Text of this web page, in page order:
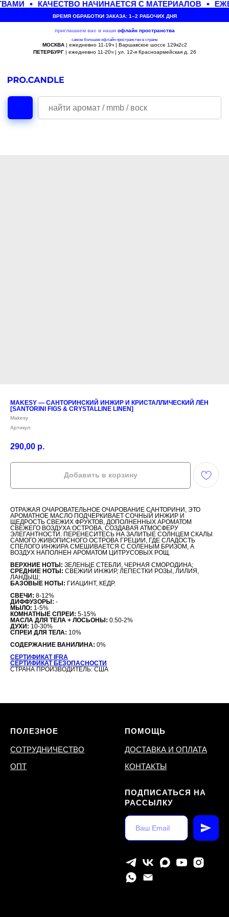
КАЧЕСТВО НАЧИНАЕТСЯ С МАТЕРИАЛОВ
ВРЕМЯ ОБРАБОТКИ ЗАКАЗА: 1–2 РАБОЧИХ ДНЯ
приглашаем вас в наши офлайн пространства
самое большое офлайн пространство в стране
МОСКВА| ежедневно 11-19ч | Варшавское шоссе 129к2с2
ПЕТЕРБУРГ| ежедневно 11-20ч | ул. 12-я Красноармейская д. 26
MAKESY — САНТОРИНСКИЙ ИНЖИР И КРИСТАЛЛИЧЕСКИЙ ЛЁН
[SANTORINI FIGS & CRYSTALLINE LINEN]
Makesy
Артикул:
290,00 р.
Добавить в корзину
ОТРАЖАЯ ОЧАРОВАТЕЛЬНОЕ ОЧАРОВАНИЕ САНТОРИНИ, ЭТО
АРОМАТНОЕ МАСЛО ПОДЧЕРКИВАЕТ СОЧНЫЙ ИНЖИР И
ЩЕДРОСТЬ СВЕЖИХ ФРУКТОВ, ДОПОЛНЕННЫХ АРОМАТОМ
СВЕЖЕГО ВОЗДУХА ОСТРОВА, СОЗДАВАЯ АТМОСФЕРУ
ЭЛЕГАНТНОСТИ. ПЕРЕНЕСИТЕСЬ НА ЗАЛИТЫЕ СОЛНЦЕМ СКАЛЫ
САМОГО ЖИВОПИСНОГО ОСТРОВА ГРЕЦИИ, ГДЕ СЛАДОСТЬ
СПЕЛОГО ИНЖИРА СМЕШИВАЕТСЯ С СОЛЕНЫМ БРИЗОМ, А
ВОЗДУХ НАПОЛНЕН АРОМАТОМ ЦИТРУСОВЫХ РОЩ.
ВЕРХНИЕ НОТЫ: ЗЕЛЕНЫЕ СТЕБЛИ, ЧЕРНАЯ СМОРОДИНА;
СРЕДНИЕ НОТЫ: СВЕЖИЙ ИНЖИР, ЛЕПЕСТКИ РОЗЫ, ЛИЛИЯ,
ЛАНДЫШ;
БАЗОВЫЕ НОТЫ: ГИАЦИНТ, КЕДР.
СВЕЧИ: 8-12%
ДИФФУЗОРЫ: -
МЫЛО: 1-5%
КОМНАТНЫЕ СПРЕИ: 5-15%
МАСЛА ДЛЯ ТЕЛА + ЛОСЬОНЫ: 0.50-2%
ДУХИ: 10-30%
СПРЕИ ДЛЯ ТЕЛА: 10%
СОДЕРЖАНИЕ ВАНИЛИНА: 0%
СЕРТИФИКАТ IFRA
СЕРТИФИКАТ БЕЗОПАСНОСТИ
СТРАНА ПРОИЗВОДИТЕЛЬ: США
ПОЛЕЗНОЕ
СОТРУДНИЧЕСТВО
ОПТ
ПОМОЩЬ
ДОСТАВКА И ОПЛАТА
КОНТАКТЫ
ПОДПИСАТЬСЯ НА
РАССЫЛКУ